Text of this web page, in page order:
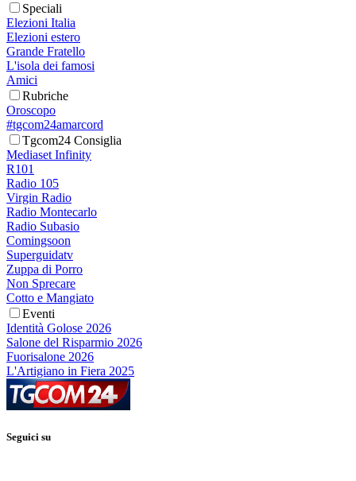
Speciali
Elezioni Italia
Elezioni estero
Grande Fratello
L'isola dei famosi
Amici
Rubriche
Oroscopo
#tgcom24amarcord
Tgcom24 Consiglia
Mediaset Infinity
R101
Radio 105
Virgin Radio
Radio Montecarlo
Radio Subasio
Comingsoon
Superguidatv
Zuppa di Porro
Non Sprecare
Cotto e Mangiato
Eventi
Identità Golose 2026
Salone del Risparmio 2026
Fuorisalone 2026
L'Artigiano in Fiera 2025
Seguici su